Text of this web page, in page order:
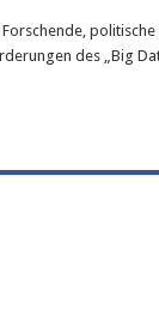
politische
des „Big